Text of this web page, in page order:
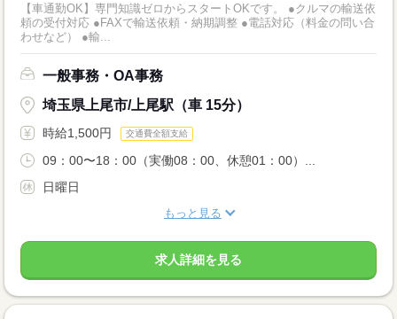
【車通勤OK】専門知識ゼロからスタートOKです。 ●クルマの輸送依
頼の受付対応 ●FAXで輸送依頼・納期調整 ●電話対応（料金の問い合
わせなど） ●輸...
一般事務・OA事務
埼玉県上尾市/上尾駅（車 15分）
時給1,500円 交通費全額支給
09：00〜18：00（実働08：00、休憩01：00）...
日曜日
もっと見る
求人詳細を見る